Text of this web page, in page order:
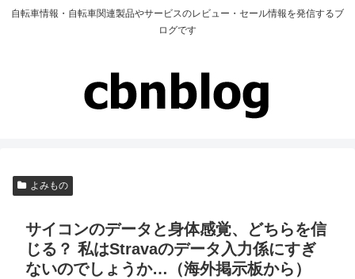
自転車情報・自転車関連製品やサービスのレビュー・セール情報を発信するブ
ログです
よみもの
サイコンのデータと身体感覚、どちらを信
じる？ 私はStravaのデータ入力係にすぎ
ないのでしょうか…（海外掲示板から）